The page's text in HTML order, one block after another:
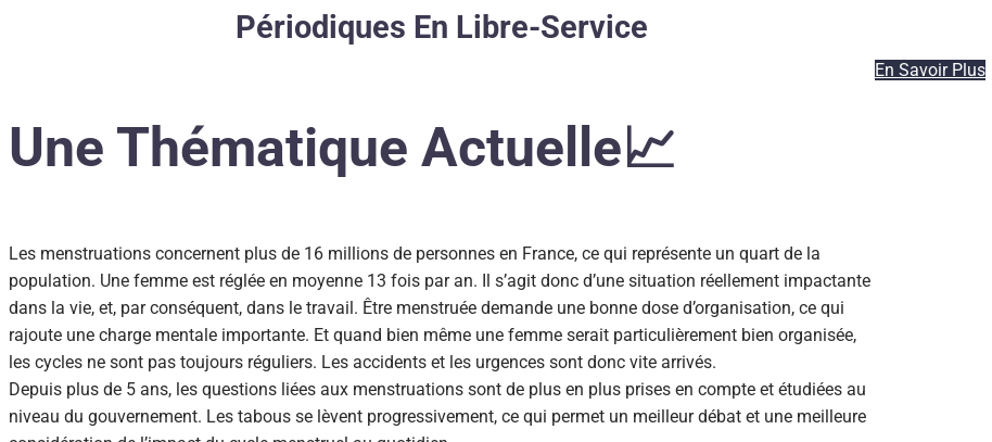
Périodiques En Libre-Service
Une Thématique Actuelle📈
Les menstruations concernent plus de 16 millions de personnes en France, ce qui représente un quart de la
population. Une femme est réglée en moyenne 13 fois par an. Il s’agit donc d’une situation réellement impactante
dans la vie, et, par conséquent, dans le travail. Être menstruée demande une bonne dose d’organisation, ce qui
rajoute une charge mentale importante. Et quand bien même une femme serait particulièrement bien organisée,
les cycles ne sont pas toujours réguliers. Les accidents et les urgences sont donc vite arrivés.
Depuis plus de 5 ans, les questions liées aux menstruations sont de plus en plus prises en compte et étudiées au
niveau du gouvernement. Les tabous se lèvent progressivement, ce qui permet un meilleur débat et une meilleure
En Savoir Plus